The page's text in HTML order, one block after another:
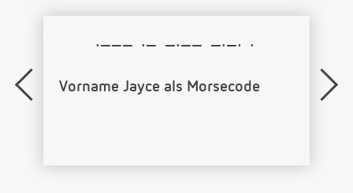
·−−− ·− −·−− −·−· ·
Vorname Jayce als Morsecode